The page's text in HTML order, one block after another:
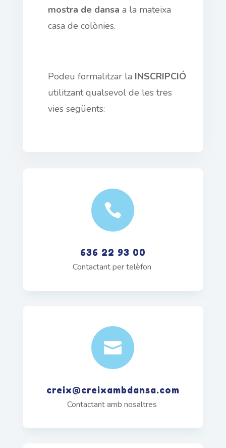
mostra de dansa a la mateixa
casa de colònies.
Podeu formalitzar la INSCRIPCIÓ
utilitzant qualsevol de les tres
vies següents:

636 22 93 00
Contactant per telèfon

creix@creixambdansa.com
Contactant amb nosaltres